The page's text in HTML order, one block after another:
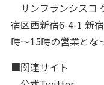
サンフランシスコ
宿区西新宿6-4-1 新
時～15時の営業とな
■関連サイト